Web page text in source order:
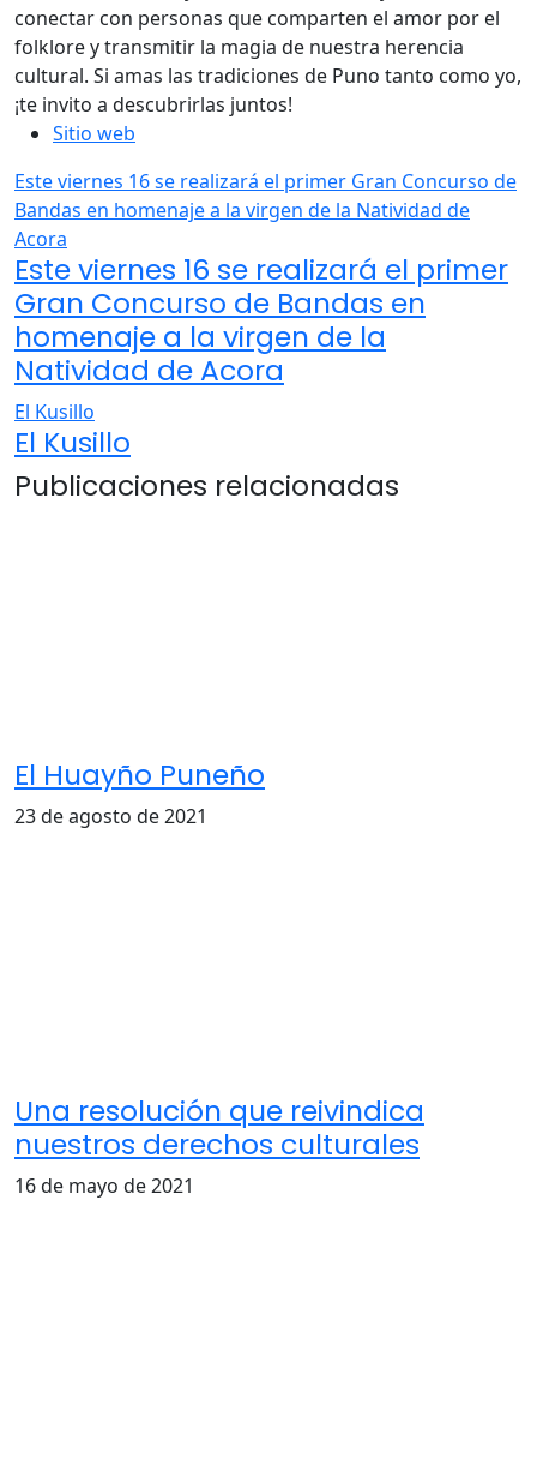
conectar con personas que comparten el amor por el
folklore y transmitir la magia de nuestra herencia
cultural. Si amas las tradiciones de Puno tanto como yo,
¡te invito a descubrirlas juntos!
Sitio web
Este viernes 16 se realizará el primer Gran Concurso de
Bandas en homenaje a la virgen de la Natividad de
Acora
Este viernes 16 se realizará el primer
Gran Concurso de Bandas en
homenaje a la virgen de la
Natividad de Acora
El Kusillo
El Kusillo
Publicaciones relacionadas
El Huayño Puneño
23 de agosto de 2021
Una resolución que reivindica
nuestros derechos culturales
16 de mayo de 2021